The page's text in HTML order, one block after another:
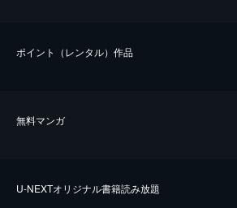
ポイント（レンタル）作品
無料マンガ
U-NEXTオリジナル書籍読み放題